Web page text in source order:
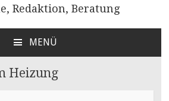
Redaktion, Beratung
MENÜ
Heizung